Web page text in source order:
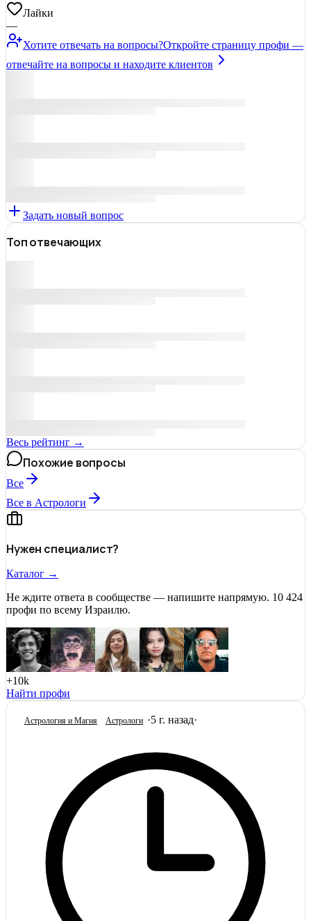
Лайки
—
Хотите отвечать на вопросы?Откройте страницу профи —
отвечайте на вопросы и находите клиентов
Задать новый вопрос
Топ отвечающих
Весь рейтинг →
Похожие вопросы
Все
Все в Астрологи
Нужен специалист?
Каталог →
Не ждите ответа в сообществе — напишите напрямую. 10 424
профи по всему Израилю.
+10k
Найти профи
Астрология и Магия Астрологи ·5 г. назад·